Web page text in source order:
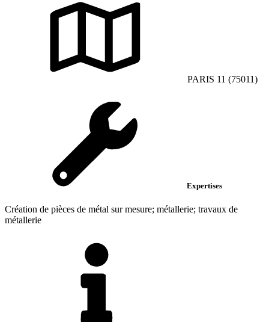
PARIS 11 (75011)
Expertises
Création de pièces de métal sur mesure; métallerie; travaux de
métallerie